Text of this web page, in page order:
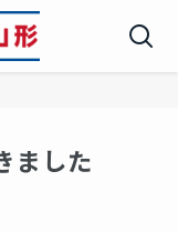
ました